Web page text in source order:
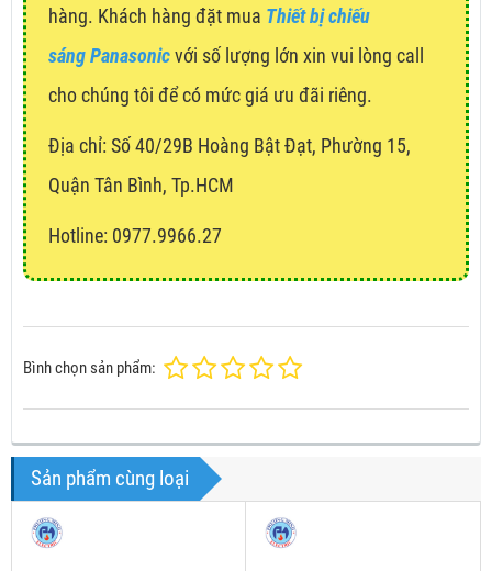
hàng. Khách hàng đặt mua Thiết bị chiếu
sáng Panasonicvới số lượng lớn xin vui lòng call
cho chúng tôi để có mức giá ưu đãi riêng.
Địa chỉ: Số 40/29B Hoàng Bật Đạt, Phường 15,
Quận Tân Bình, Tp.HCM
Hotline: 0977.9966.27
Bình chọn sản phẩm:
Sản phẩm cùng loại